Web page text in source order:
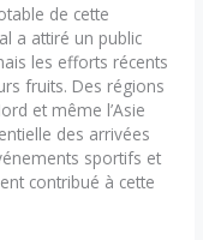
de cette
a attiré un public
les efforts récents
fruits. Des régions
et même l’Asie
des arrivées
sportifs et
contribué à cette